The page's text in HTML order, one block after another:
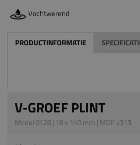
Vochtwerend
PRODUCTINFORMATIE
V-GROEF PLINT
Model 0128 | 18 x 140 mm | MDF v313